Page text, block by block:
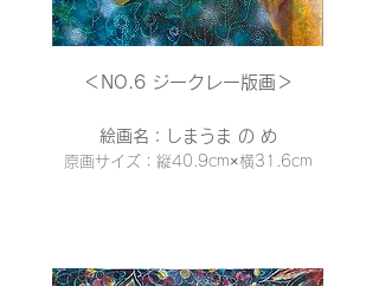
＜NO.6 ジークレー版画＞
絵画名：しまうま の め
原画サイズ：縦40.9cm×横31 .6cm